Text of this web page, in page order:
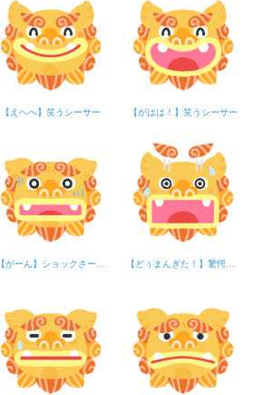
【えへへ】笑うシーサー 【がはは！】笑うシーサー
【がーん】ショックさー… 【どぅまんぎた！】驚愕シーサー